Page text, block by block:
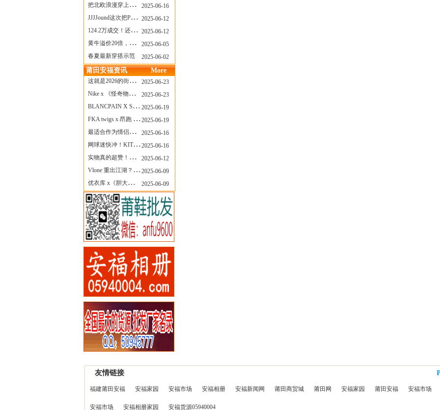
把北欧浪漫穿上脚，Cecilie Bahnsen x ASICS
2025-06-16
JJJJound这次把PUMA改得好安静
2025-06-12
124.2万成交！还有什么是Labubu做不到的？
2025-06-12
黄牛溢价20倍，「Labubu」3.0市价大盘点！假货比正品还贵...
2025-06-05
春夏最新穿搭示范
2025-06-02
莆田安福资讯 More
这就是2026的街头感！Prada新包我先爱了
2025-06-23
Nike x 《怪奇物语》联名回归，终于轮到这双热门款了！
2025-06-23
BLANCPAIN X SWATCH联名款 BIOCERAMIC SCUBA FIFTY FATHOMS 系列推出全新 GREEN ABYSS（碧波洋）腕表
2025-06-19
FKA twigs x 昂跑 联名来了，这三双 Cloud X 你选哪一双？
2025-06-19
最适合作为情侣鞋的New Balance 1906 Loafer出现了！
2025-06-16
网球迷快冲！KITH x Wilson 限量球拍太会设计了
2025-06-16
实物真的超赞！NB 新款 2010 新配色
2025-06-12
Vlone 重出江湖？突然又要联名，谁能想到！
2025-06-09
优衣库 x《胆大党》新品公布，第二季联动周边来了！
2025-06-09
友情链接
福建莆田安福 安福家园 安福市场 安福相册 安福新闻网 莆田商贸城 莆田网 安福家园 莆田安福 安福市场
安福市场 安福相册家园 安福货源05940004